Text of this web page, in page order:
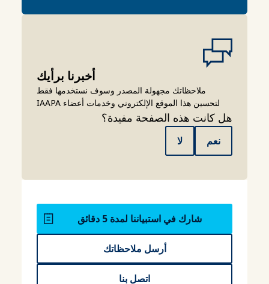
أخبرنا برأيك
ملاحظاتك مجهولة المصدر وسوف نستخدمها فقط
لتحسين هذا الموقع الإلكتروني وخدمات أعضاء IAAPA
هل كانت هذه الصفحة مفيدة؟
نعم لا
شارك في استبياننا لمدة 5 دقائق
أرسل ملاحظاتك
اتصل بنا